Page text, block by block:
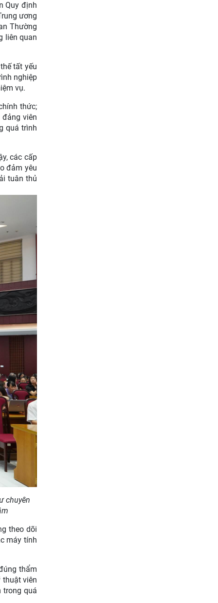
Quy định
ương
Thường
liên quan
tất yếu
nghiệp
vụ.
thức;
viên
quá trình
các cấp
đảm yêu
tuân thủ
chuyên
theo dõi
máy tính
thẩm
thuật viên
trong quá